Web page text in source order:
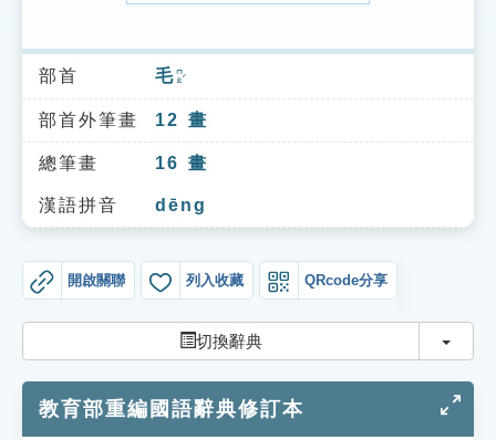
索引選單
知識索引
單字索引
生命大百科索引
遊戲專區
教學應用
貓頭鷹博士
部首 毛ㄇㄠˊ
部首外筆畫 12 畫
總筆畫 16 畫
漢語拼音 dēng
開啟關聯 列入收藏 QRcode分享
切換辭典 切換
教育部重編國語辭典修訂本